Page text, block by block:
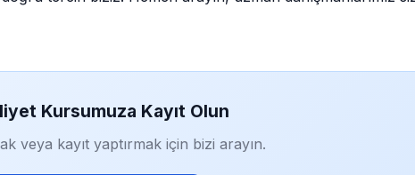
Kursumuza Kayıt Olun
veya kayıt yaptırmak için bizi arayın.